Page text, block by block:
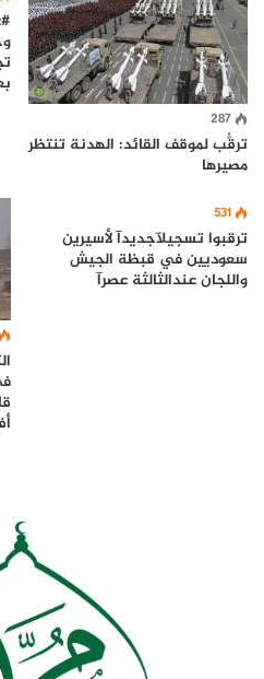
287
ترقُّب لموقف القائد: الهدنة تنتظر
مصيرها
531
ترقبوا تسجيلآجديدآ لأسيرين
سعوديين في قبظة الجيش
واللجان عندالثالثة عصرآ